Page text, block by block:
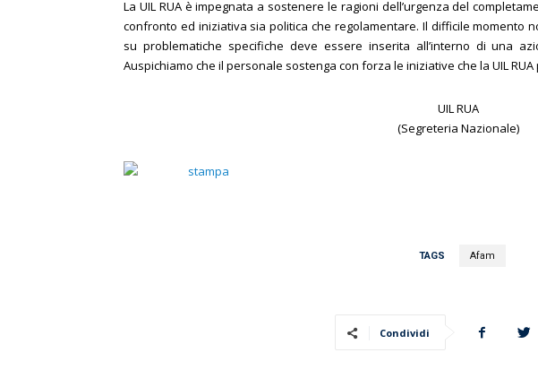
La UIL RUA è impegnata a sostenere le ragioni dell’urgenza del
confronto ed iniziativa sia politica che regolamentare. Il difficile momento
su problematiche specifiche deve essere inserita all’interno di una
Auspichiamo che il personale sostenga con forza le iniziative che la UIL
UIL RUA
(Segreteria Nazionale)
TAGS Afam
Condividi